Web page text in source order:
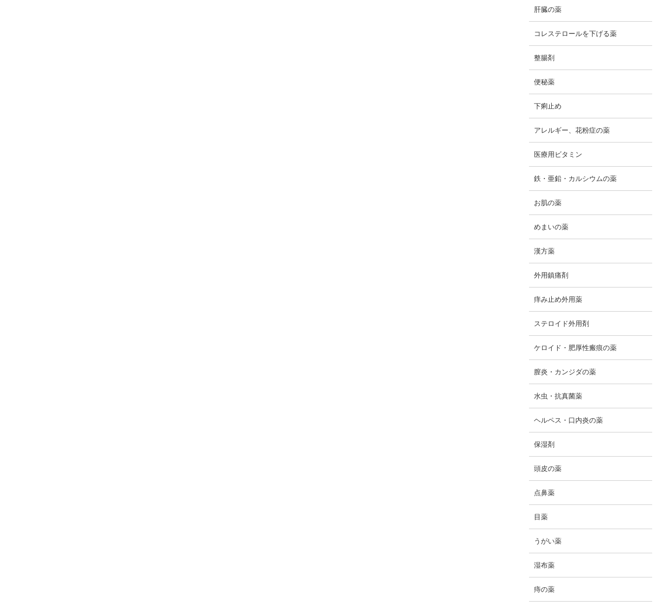
肝臓の薬
コレステロールを下げる薬
整腸剤
便秘薬
下痢止め
アレルギー、花粉症の薬
医療用ビタミン
鉄・亜鉛・カルシウムの薬
お肌の薬
めまいの薬
漢方薬
外用鎮痛剤
痒み止め外用薬
ステロイド外用剤
ケロイド・肥厚性瘢痕の薬
膣炎・カンジダの薬
水虫・抗真菌薬
ヘルペス・口内炎の薬
保湿剤
頭皮の薬
点鼻薬
目薬
うがい薬
湿布薬
痔の薬